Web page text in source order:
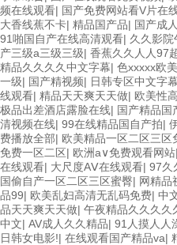
频在线观看| 国产免费网站看V片在
大香线蕉不卡| 精品国产品| 国产成
91啪国自产在线高清观看| 久久影
产三级a三级三级| 香蕉久久人人97
精品久久久久中文字幕| 色xxxxx欧
一级| 国产精视频| 日韩专区中文字幕
线观看| 精品天天爽天天做| 欧美性
极品出差酒店露脸在线| 国产精品国
清视频在线| 99在线精品国自产拍|
费播放全部| 欧美精品一区二区三区
免费一区二区| 欧洲a∨免费观看网站|
在线观看| 大尺度AⅤ在线观看| 97久
国偷自产一区二区三区蜜臀| 网精品
品99| 欧美乱妇高清无乱码免费| 中
品天天爽天天做| 午夜精品久久久久
中文| AV成人久久精品| 91人摸人人
日韩女电影!| 在线观看国产精品va|